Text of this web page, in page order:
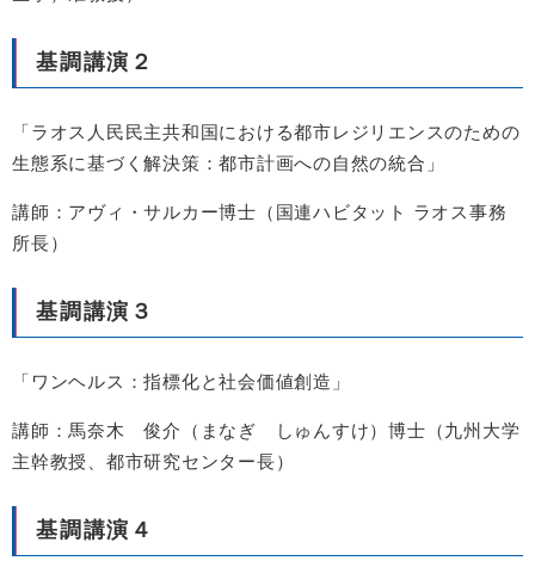
基調講演２
「ラオス人民民主共和国における都市レジリエンスのための
生態系に基づく解決策：都市計画への自然の統合」
講師：アヴィ・サルカー博士（国連ハビタット ラオス事務
所長）
基調講演３
「ワンヘルス：指標化と社会価値創造」
講師：馬奈木 俊介（まなぎ しゅんすけ）博士（九州大学
主幹教授、都市研究センター長）
基調講演４